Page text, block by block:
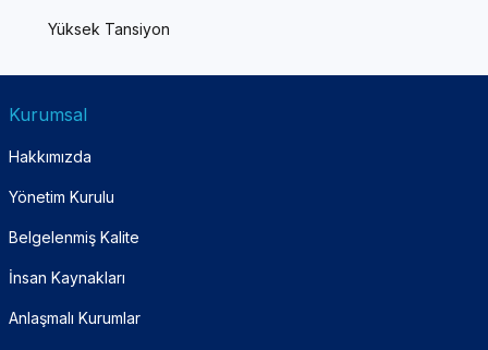
Yüksek Tansiyon
Kurumsal
Hakkımızda
Yönetim Kurulu
Belgelenmiş Kalite
İnsan Kaynakları
Anlaşmalı Kurumlar